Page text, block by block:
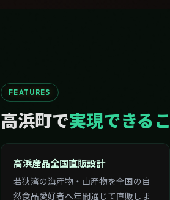
高浜町で
高浜産品全国直販設計
若狭湾の海産物・山産物を全国の自
然食品愛好者へ年間通じて直販しま
す。